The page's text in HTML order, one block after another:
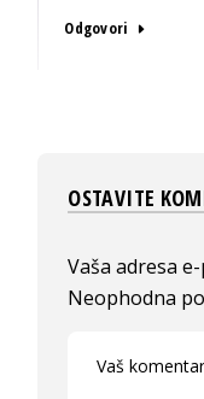
Odgovori
OSTAVITE
Vaša adresa
Neophodna